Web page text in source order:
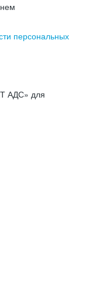
персональных
АДС» для